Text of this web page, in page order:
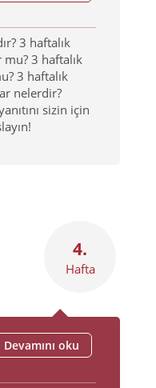
3 haftalık
3 haftalık
3 haftalık
nelerdir?
sizin için
4.
Hafta
Devamını oku